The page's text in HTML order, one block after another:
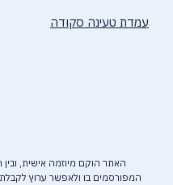
עמדת טעינה סקודה
האתר הוקם מיוזמה אישית,
המפורסמים בו ולאפשר ערוץ